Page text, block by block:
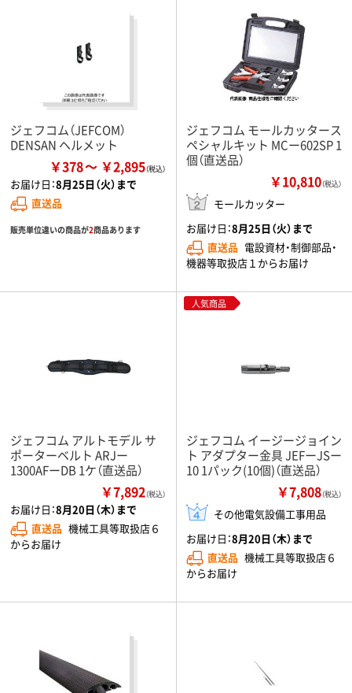
ジェフコム（JEFCOM）
DENSAN ヘルメット
￥378 ￥2,895
お届け日：8月25日（火）まで
直送品
販売単位違いの商品が2商品あります
ジェフコム モールカッタース
ペシャルキット MCー602SP 1
個（直送品）
￥10,810（税込）
モールカッター
お届け日：8月25日（火）まで
直送品 電設資材・制御部品・
機器等取扱店１からお届け
ジェフコム アルトモデル サ
ポーターベルト ARJー
1300AFーDB 1ケ（直送品）
￥7,892（税込）
お届け日：8月20日（木）まで
直送品 機械工具等取扱店６
からお届け
人気商品
ジェフコム イージージョイン
ト アダプター金具 JEFーJSー
10 1パック(10個)（直送品）
￥7,808（税込）
その他電気設備工事用品
お届け日：8月20日（木）まで
直送品 機械工具等取扱店６
からお届け